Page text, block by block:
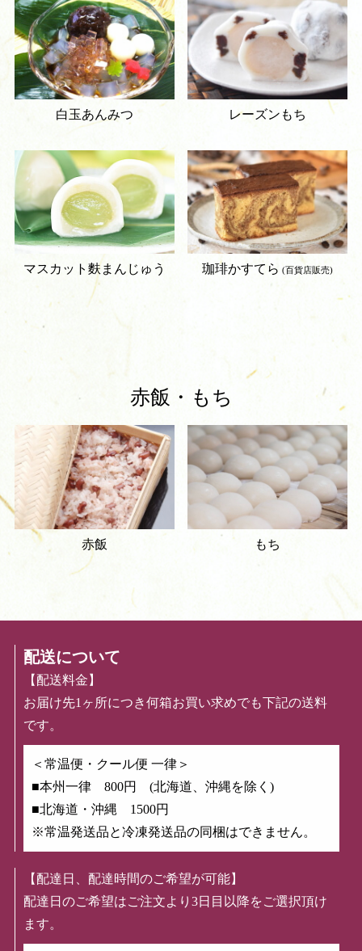
白玉あんみつ レーズンもち
マスカット麩まんじゅう 珈琲かすてら (百貨店販売)
赤飯・もち
赤飯 もち
配送について
【配送料金】
お届け先1ヶ所につき何箱お買い求めでも下記の送料
です。
＜常温便・クール便 一律＞
■本州一律 800円 (北海道、沖縄を除く)
■北海道・沖縄 1500円
※常温発送品と冷凍発送品の同梱はできません。
【配達日、配達時間のご希望が可能】
配達日のご希望はご注文より3日目以降をご選択頂け
ます。